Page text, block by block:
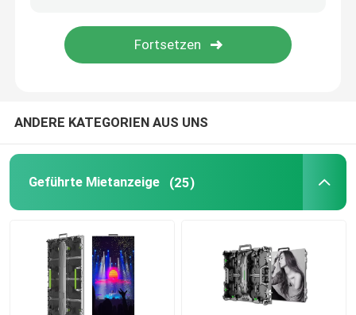
Schirm des Spiegel-LED
LED-Anzeige des bloßen Auges 3D
ANDERE KATEGORIEN AUS UNS
Geführte Mietanzeige (25)